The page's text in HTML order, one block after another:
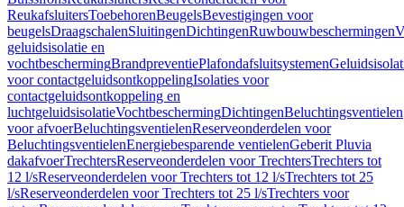
ReukafsluitersToebehorenBeugelsBevestigingen voor
beugelsDraagschalenSluitingenDichtingenRuwbouwbeschermingen
geluidsisolatie en
vochtbeschermingBrandpreventiePlafondafsluitsystemen
voor contactgeluidsontkoppelingIsolaties voor
contactgeluidsontkoppeling en
luchtgeluidsisolatieVochtbeschermingDichtingenBeluchtingsventielen
voor afvoerBeluchtingsventielenReserveonderdelen voor
BeluchtingsventielenEnergiebesparende ventielenGeberit Pluvia
dakafvoerTrechtersReserveonderdelen voor TrechtersTrechters tot
12 l/sReserveonderdelen voor Trechters tot 12 l/sTrechters tot 25
l/sReserveonderdelen voor Trechters tot 25 l/sTrechters voor